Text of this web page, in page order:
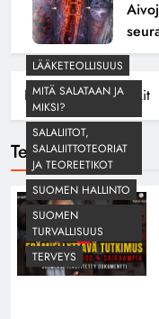
Home Terveysriskit
Terveysriskit
LÄÄKETEOLLISUUS
MITÄ SALATAAN JA
MIKSI?
SALALIITOT,
SALALIITTOTEORIAT
JA TEOREETIKOT
SUOMEN HALLINTO
SUOMEN
TURVALLISUUS
TERVEYS